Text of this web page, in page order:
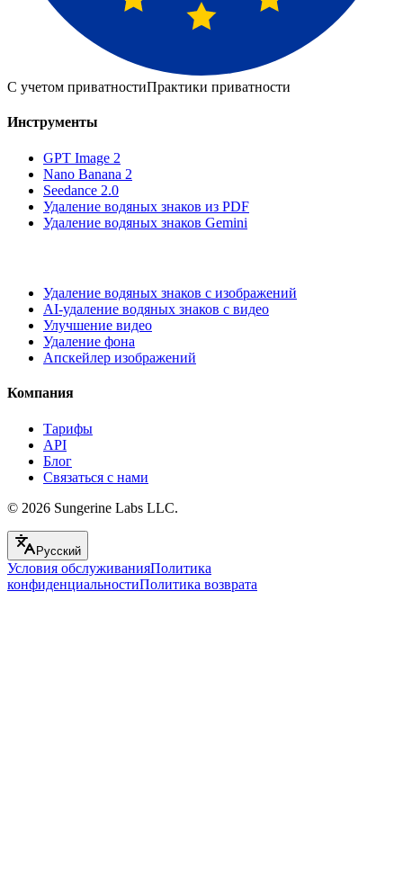
С учетом приватностиПрактики приватности
Инструменты
GPT Image 2
Nano Banana 2
Seedance 2.0
Удаление водяных знаков из PDF
Удаление водяных знаков Gemini
Удаление водяных знаков с изображений
AI-удаление водяных знаков с видео
Улучшение видео
Удаление фона
Апскейлер изображений
Компания
Тарифы
API
Блог
Связаться с нами
© 2026 Sungerine Labs LLC.
Русский
Условия обслуживанияПолитика
конфиденциальностиПолитика возврата